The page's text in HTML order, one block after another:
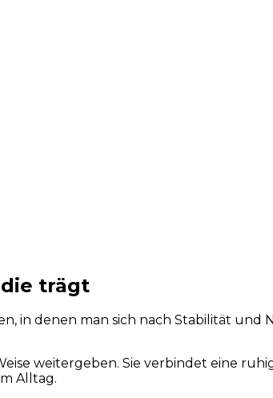
trägt
in denen man sich nach Stabilität und
weitergeben. Sie verbindet eine
Alltag.